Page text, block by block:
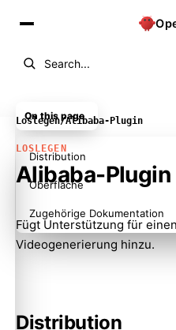
Search...
Loslegen/Alibaba-Plugin
LOSLEGEN
Alibaba-Plugin
Fügt Unterstützung für
Videogenerierung hinzu.
Distribution
On this page
Distribution
Oberfläche
Zugehörige Dokumentation